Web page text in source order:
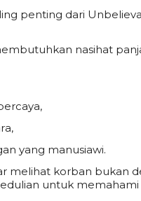
penting dari
nasihat
yang manusiawi.
melihat korban bukan
untuk memahami